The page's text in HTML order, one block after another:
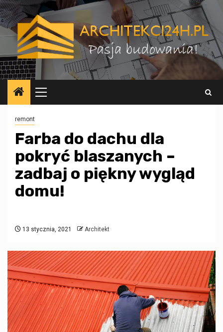
Przejdź
do
treści
Menu
główne
remont
Farba do dachu dla
pokryć blaszanych –
zadbaj o piękny wygląd
domu!
13 stycznia, 2021 Architekt